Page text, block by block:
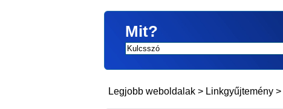
Mit?
Legjobb weboldalak > Linkgyűjtemény >